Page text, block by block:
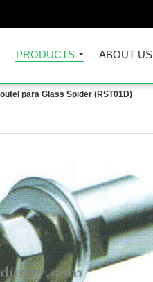
PRODUCTS ABOUT US
para Glass Spider (RST01D)